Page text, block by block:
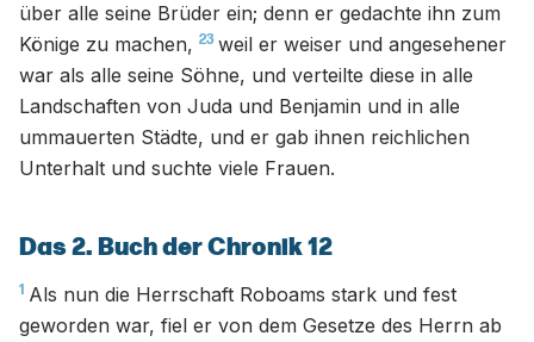
über alle seine Brüder ein; denn er gedachte ihn zum
Könige zu machen, 23 weil er weiser und angesehener
war als alle seine Söhne, und verteilte diese in alle
Landschaften von Juda und Benjamin und in alle
ummauerten Städte, und er gab ihnen reichlichen
Unterhalt und suchte viele Frauen.
Das 2. Buch der Chronik 12
1 Als nun die Herrschaft Roboams stark und fest
geworden war, fiel er von dem Gesetze des Herrn ab